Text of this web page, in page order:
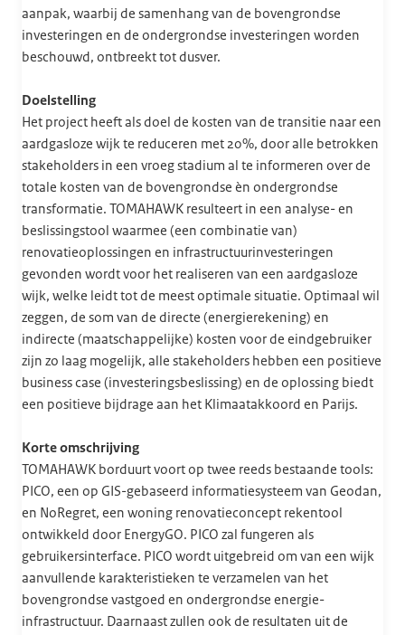
aanpak, waarbij de samenhang van de bovengrondse
investeringen en de ondergrondse investeringen worden
beschouwd, ontbreekt tot dusver.
Doelstelling
Het project heeft als doel de kosten van de transitie naar een
aardgasloze wijk te reduceren met 20%, door alle betrokken
stakeholders in een vroeg stadium al te informeren over de
totale kosten van de bovengrondse èn ondergrondse
transformatie. TOMAHAWK resulteert in een analyse- en
beslissingstool waarmee (een combinatie van)
renovatieoplossingen en infrastructuurinvesteringen
gevonden wordt voor het realiseren van een aardgasloze
wijk, welke leidt tot de meest optimale situatie. Optimaal wil
zeggen, de som van de directe (energierekening) en
indirecte (maatschappelijke) kosten voor de eindgebruiker
zijn zo laag mogelijk, alle stakeholders hebben een positieve
business case (investeringsbeslissing) en de oplossing biedt
een positieve bijdrage aan het Klimaatakkoord en Parijs.
Korte omschrijving
TOMAHAWK borduurt voort op twee reeds bestaande tools:
PICO, een op GIS-gebaseerd informatiesysteem van Geodan,
en NoRegret, een woning renovatieconcept rekentool
ontwikkeld door EnergyGO. PICO zal fungeren als
gebruikersinterface. PICO wordt uitgebreid om van een wijk
aanvullende karakteristieken te verzamelen van het
bovengrondse vastgoed en ondergrondse energie-
infrastructuur. Daarnaast zullen ook de resultaten uit de